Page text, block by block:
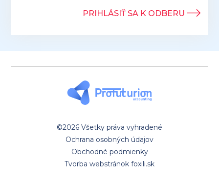
PRIHLÁSIŤ SA K ODBERU
©2026 Všetky práva vyhradené
Ochrana osobných údajov
Obchodné podmienky
Tvorba webstránok foxili.sk